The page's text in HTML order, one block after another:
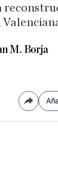
M. Borja